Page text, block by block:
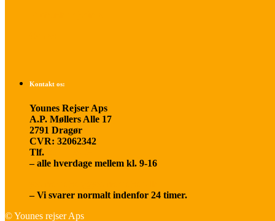
Kontakt os:
Younes Rejser Aps
A.P. Møllers Alle 17
2791 Dragør
CVR: 32062342
Tlf.
– alle hverdage mellem kl. 9-16
– Vi svarer normalt indenfor 24 timer.
© Younes rejser Aps